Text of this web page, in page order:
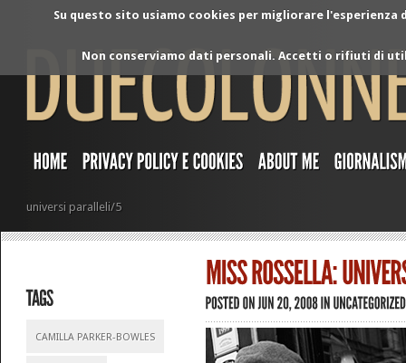
Su questo sito usiamo cookies per migliorare
Non conserviamo dati personali. Accetti o rifiuti di
universi paralleli/5
CAMILLA PARKER-BOWLES